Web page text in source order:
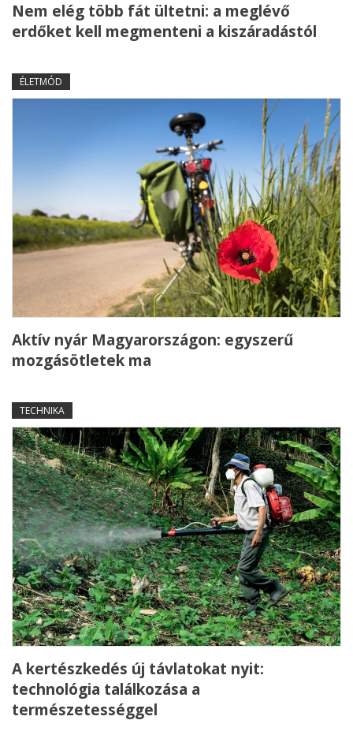
Nem elég több fát ültetni: a meglévő
erdőket kell megmenteni a kiszáradástól
ÉLETMÓD
Aktív nyár Magyarországon: egyszerű
mozgásötletek ma
TECHNIKA
A kertészkedés új távlatokat nyit:
technológia találkozása a
természetességgel